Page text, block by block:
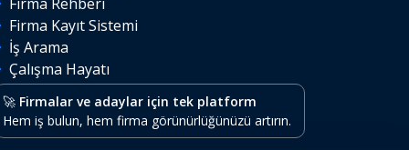
Firma Kayıt Sistemi
İş Arama
Çalışma Hayatı
🚀 Firmalar ve adaylar için tek platform
Hem iş bulun, hem firma görünürlüğünüzü artırın.